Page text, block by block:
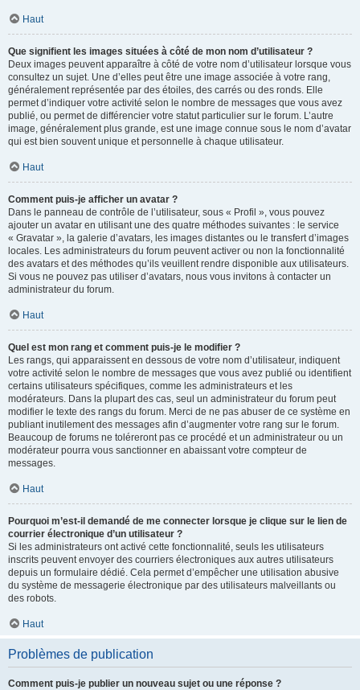
Haut
Que signifient les images situées à côté de mon nom d’utilisateur ?
Deux images peuvent apparaître à côté de votre nom d’utilisateur lorsque vous
consultez un sujet. Une d’elles peut être une image associée à votre rang,
généralement représentée par des étoiles, des carrés ou des ronds. Elle
permet d’indiquer votre activité selon le nombre de messages que vous avez
publié, ou permet de différencier votre statut particulier sur le forum. L’autre
image, généralement plus grande, est une image connue sous le nom d’avatar
qui est bien souvent unique et personnelle à chaque utilisateur.
Haut
Comment puis-je afficher un avatar ?
Dans le panneau de contrôle de l’utilisateur, sous « Profil », vous pouvez
ajouter un avatar en utilisant une des quatre méthodes suivantes : le service
« Gravatar », la galerie d’avatars, les images distantes ou le transfert d’images
locales. Les administrateurs du forum peuvent activer ou non la fonctionnalité
des avatars et des méthodes qu’ils veuillent rendre disponible aux utilisateurs.
Si vous ne pouvez pas utiliser d’avatars, nous vous invitons à contacter un
administrateur du forum.
Haut
Quel est mon rang et comment puis-je le modifier ?
Les rangs, qui apparaissent en dessous de votre nom d’utilisateur, indiquent
votre activité selon le nombre de messages que vous avez publié ou identifient
certains utilisateurs spécifiques, comme les administrateurs et les
modérateurs. Dans la plupart des cas, seul un administrateur du forum peut
modifier le texte des rangs du forum. Merci de ne pas abuser de ce système en
publiant inutilement des messages afin d’augmenter votre rang sur le forum.
Beaucoup de forums ne toléreront pas ce procédé et un administrateur ou un
modérateur pourra vous sanctionner en abaissant votre compteur de
messages.
Haut
Pourquoi m’est-il demandé de me connecter lorsque je clique sur le lien de
courrier électronique d’un utilisateur ?
Si les administrateurs ont activé cette fonctionnalité, seuls les utilisateurs
inscrits peuvent envoyer des courriers électroniques aux autres utilisateurs
depuis un formulaire dédié. Cela permet d’empêcher une utilisation abusive
du système de messagerie électronique par des utilisateurs malveillants ou
des robots.
Haut
Problèmes de publication
Comment puis-je publier un nouveau sujet ou une réponse ?